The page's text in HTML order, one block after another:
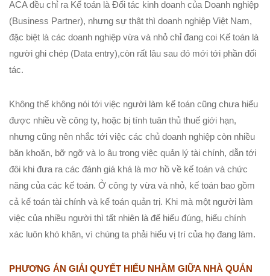
ACA đều chỉ ra Kế toán là Đối tác kinh doanh của Doanh nghiệp
(Business Partner), nhưng sự thật thì doanh nghiệp Việt Nam,
đặc biệt là các doanh nghiệp vừa và nhỏ chỉ đang coi Kế toán là
người ghi chép (Data entry),còn rất lâu sau đó mới tới phần đối
tác.
Không thể không nói tới việc người làm kế toán cũng chưa hiểu
được nhiều về công ty, hoặc bị tính tuân thủ thuế giới hạn,
nhưng cũng nên nhắc tới việc các chủ doanh nghiệp còn nhiều
băn khoăn, bỡ ngỡ và lo âu trong việc quản lý tài chính, dẫn tới
đôi khi đưa ra các đánh giá khá là mơ hồ về kế toán và chức
năng của các kế toán. Ở công ty vừa và nhỏ, kế toán bao gồm
cả kế toán tài chính và kế toán quản trị. Khi mà một người làm
việc của nhiều người thì tất nhiên là để hiểu đúng, hiểu chính
xác luôn khó khăn, vì chúng ta phải hiểu vị trí của họ đang làm.
PHƯƠNG ÁN GIẢI QUYẾT HIỂU NHẦM GIỮA NHÀ QUẢN